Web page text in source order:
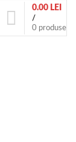
0 produse
/
0.00 LEI